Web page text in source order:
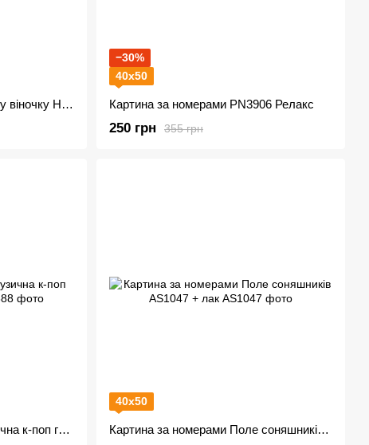
Алмазна мозаїка Спаніель у віночку H8680
−30%
40х50
Картина за номерами PN3906 Релакс
355 грн
250 грн
Картина за номерами Музична к-поп група КНО8388
40х50
Картина за номерами Поле соняшників AS1047 + лак